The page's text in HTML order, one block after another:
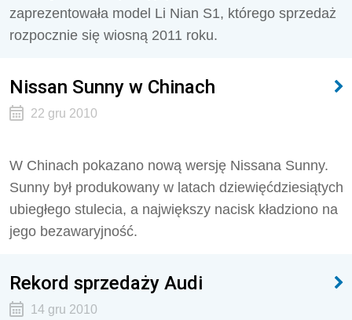
zaprezentowała model Li Nian S1, którego sprzedaż
rozpocznie się wiosną 2011 roku.
Nissan Sunny w Chinach
22 gru 2010
W Chinach pokazano nową wersję Nissana Sunny.
Sunny był produkowany w latach dziewięćdziesiątych
ubiegłego stulecia, a największy nacisk kładziono na
jego bezawaryjność.
Rekord sprzedaży Audi
14 gru 2010